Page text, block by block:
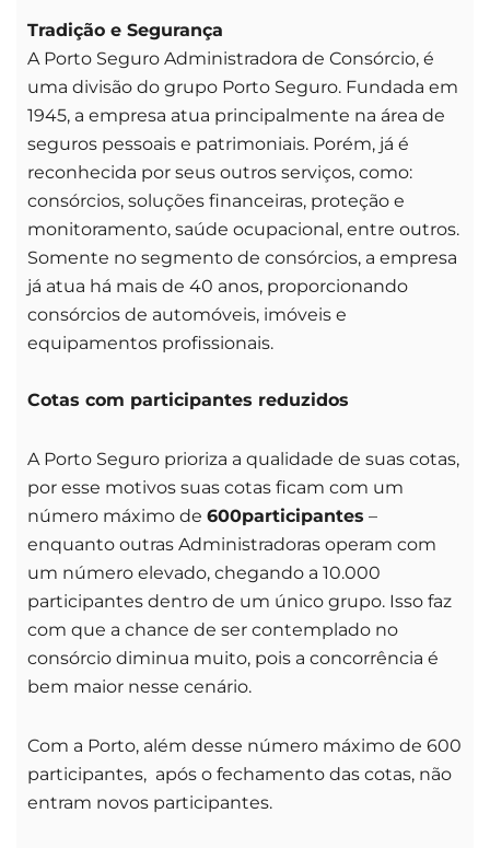
Tradição e Segurança
A Porto Seguro Administradora de Consórcio, é
uma divisão do grupo Porto Seguro. Fundada em
1945, a empresa atua principalmente na área de
seguros pessoais e patrimoniais. Porém, já é
reconhecida por seus outros serviços, como:
consórcios, soluções financeiras, proteção e
monitoramento, saúde ocupacional, entre outros.
Somente no segmento de consórcios, a empresa
já atua há mais de 40 anos, proporcionando
consórcios de automóveis, imóveis e
equipamentos profissionais.
Cotas com participantes reduzidos
A Porto Seguro prioriza a qualidade de suas cotas,
por esse motivos suas cotas ficam com um
número máximo de 600participantes –
enquanto outras Administradoras operam com
um número elevado, chegando a 10.000
participantes dentro de um único grupo. Isso faz
com que a chance de ser contemplado no
consórcio diminua muito, pois a concorrência é
bem maior nesse cenário.
Com a Porto, além desse número máximo de 600
participantes, após o fechamento das cotas, não
entram novos participantes.